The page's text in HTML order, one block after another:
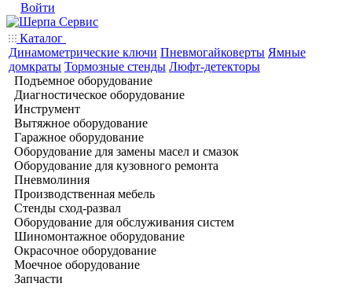
Войти
Каталог
Динамометрические ключи Пневмогайковерты Ямные
домкраты Тормозные стенды Люфт-детекторы
Подъемное оборудование
Диагностическое оборудование
Инструмент
Вытяжное оборудование
Гаражное оборудование
Оборудование для замены масел и смазок
Оборудование для кузовного ремонта
Пневмолиния
Производственная мебель
Стенды сход-развал
Оборудование для обслуживания систем
Шиномонтажное оборудование
Окрасочное оборудование
Моечное оборудование
Запчасти